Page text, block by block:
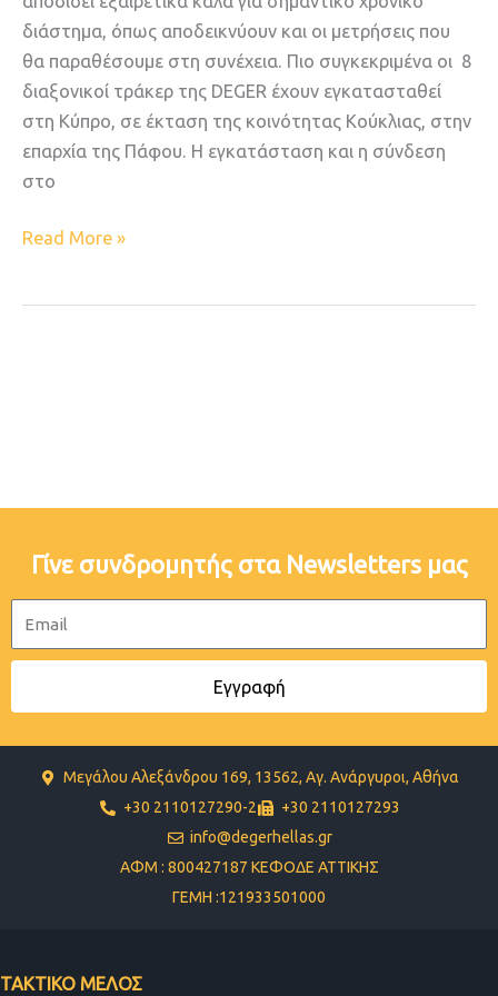
διάστημα, όπως αποδεικνύουν και οι μετρήσεις που
θα παραθέσουμε στη συνέχεια. Πιο συγκεκριμένα οι 8
διαξονικοί τράκερ της DEGER έχουν εγκατασταθεί
στη Κύπρο, σε έκταση της κοινότητας Κούκλιας, στην
επαρχία της Πάφου. Η εγκατάσταση και η σύνδεση
στο
Read More »
Γίνε συνδρομητής στα Newsletters μας
Εγγραφή
Μεγάλου Αλεξάνδρου 169, 13562, Αγ. Ανάργυροι, Αθήνα
+30 2110127290-2
+30 2110127293
info@degerhellas.gr
ΑΦΜ : 800427187 ΚΕΦΟΔΕ ΑΤΤΙΚΗΣ
ΓΕΜΗ :121933501000
ΤΑΚΤΙΚΟ ΜΕΛΟΣ